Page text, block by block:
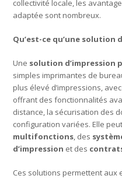
collectivité locale, les
adaptée sont nombreux.
Qu’est-ce qu’une solution
Une solution d’impression
simples imprimantes de
plus élevé d’impressions,
offrant des fonctionnalités
distance, la sécurisation des
configuration variées. Elle
multifonctions, des
d’impression et des
Ces solutions permettent aux